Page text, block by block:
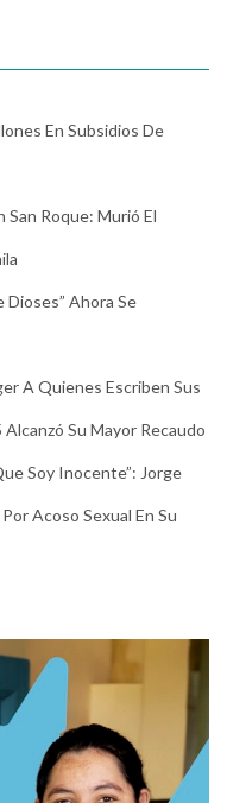
En Subsidios De
San Roque: Murió El
Dioses” Ahora Se
A Quienes Escriben Sus
Su Mayor Recaudo
Soy Inocente”: Jorge
Acoso Sexual En Su